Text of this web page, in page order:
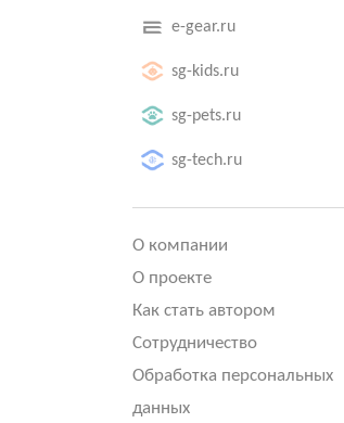
e-gear.ru
sg-kids.ru
sg-pets.ru
sg-tech.ru
О компании
О проекте
Как стать автором
Сотрудничество
Обработка персональных
данных